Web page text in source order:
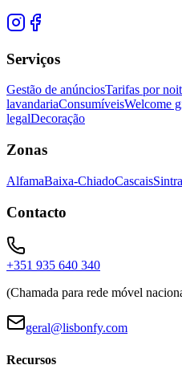
Serviços
Gestão de anúnciosTarifas por
lavandariaConsumíveisWelcome
legalDecoração
Zonas
AlfamaBaixa-ChiadoCascaisSintra
Contacto
+351 935 640 340
(Chamada para rede móvel
geral@lisbonfy.com
Recursos